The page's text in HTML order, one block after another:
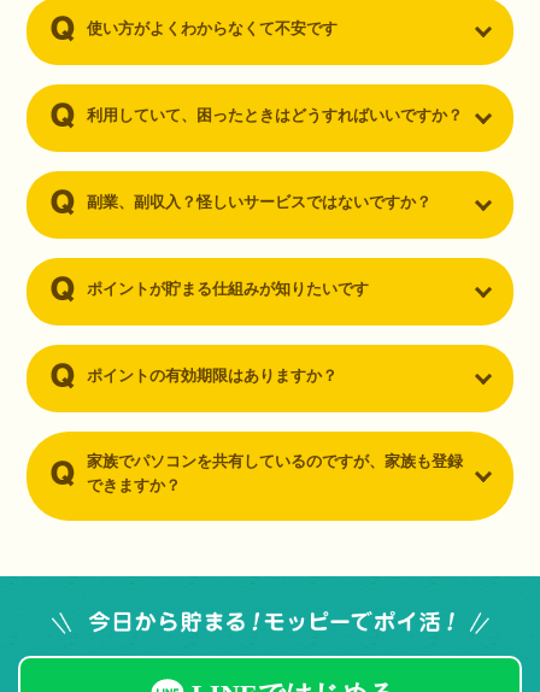
使い方がよくわからなくて不安です
利用していて、困ったときはどうすればいいですか？
副業、副収入？怪しいサービスではないですか？
ポイントが貯まる仕組みが知りたいです
ポイントの有効期限はありますか？
家族でパソコンを共有しているのですが、家族も登録
できますか？